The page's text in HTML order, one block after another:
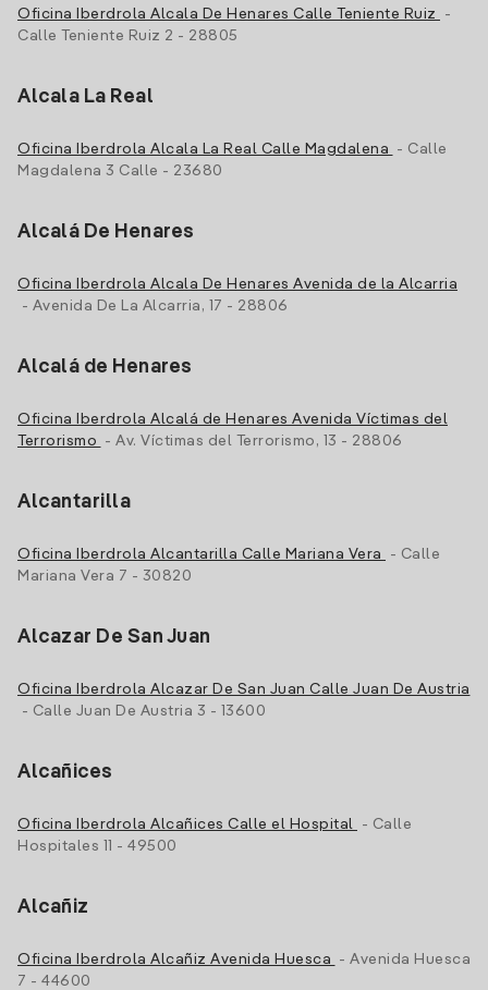
Oficina Iberdrola Alcala De Henares Calle Teniente Ruiz
-
Calle Teniente Ruiz 2 - 28805
Alcala La Real
Oficina Iberdrola Alcala La Real Calle Magdalena
- Calle
Magdalena 3 Calle - 23680
Alcalá De Henares
Oficina Iberdrola Alcala De Henares Avenida de la Alcarria
- Avenida De La Alcarria, 17 - 28806
Alcalá de Henares
Oficina Iberdrola Alcalá de Henares Avenida Víctimas del
Terrorismo
- Av. Víctimas del Terrorismo, 13 - 28806
Alcantarilla
Oficina Iberdrola Alcantarilla Calle Mariana Vera
- Calle
Mariana Vera 7 - 30820
Alcazar De San Juan
Oficina Iberdrola Alcazar De San Juan Calle Juan De Austria
- Calle Juan De Austria 3 - 13600
Alcañices
Oficina Iberdrola Alcañices Calle el Hospital
- Calle
Hospitales 11 - 49500
Alcañiz
Oficina Iberdrola Alcañiz Avenida Huesca
- Avenida Huesca
7 - 44600